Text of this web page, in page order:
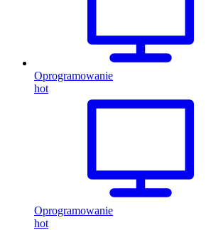
Oprogramowanie
hot
Oprogramowanie
hot